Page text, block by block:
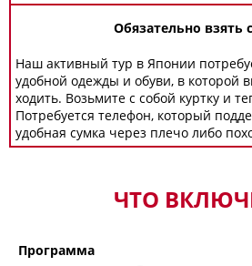
Обязательно взять
Наш активный тур в Японии
удобной одежды и обуви, в которой
ходить. Возьмите с собой куртку и
Потребуется телефон, который
удобная сумка через плечо либо
ЧТО
Программа